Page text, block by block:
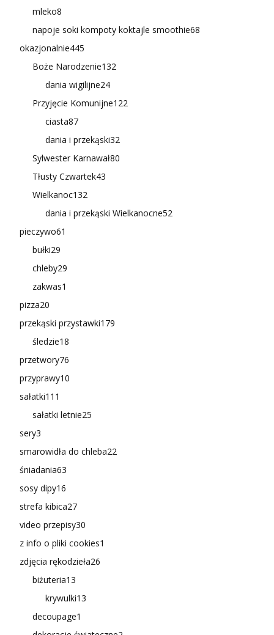
mleko8
napoje soki kompoty koktajle smoothie68
okazjonalnie445
Boże Narodzenie132
dania wigilijne24
Przyjęcie Komunijne122
ciasta87
dania i przekąski32
Sylwester Karnawał80
Tłusty Czwartek43
Wielkanoc132
dania i przekąski Wielkanocne52
pieczywo61
bułki29
chleby29
zakwas1
pizza20
przekąski przystawki179
śledzie18
przetwory76
przyprawy10
sałatki111
sałatki letnie25
sery3
smarowidła do chleba22
śniadania63
sosy dipy16
strefa kibica27
video przepisy30
z info o pliki cookies1
zdjęcia rękodzieła26
biżuteria13
krywulki13
decoupage1